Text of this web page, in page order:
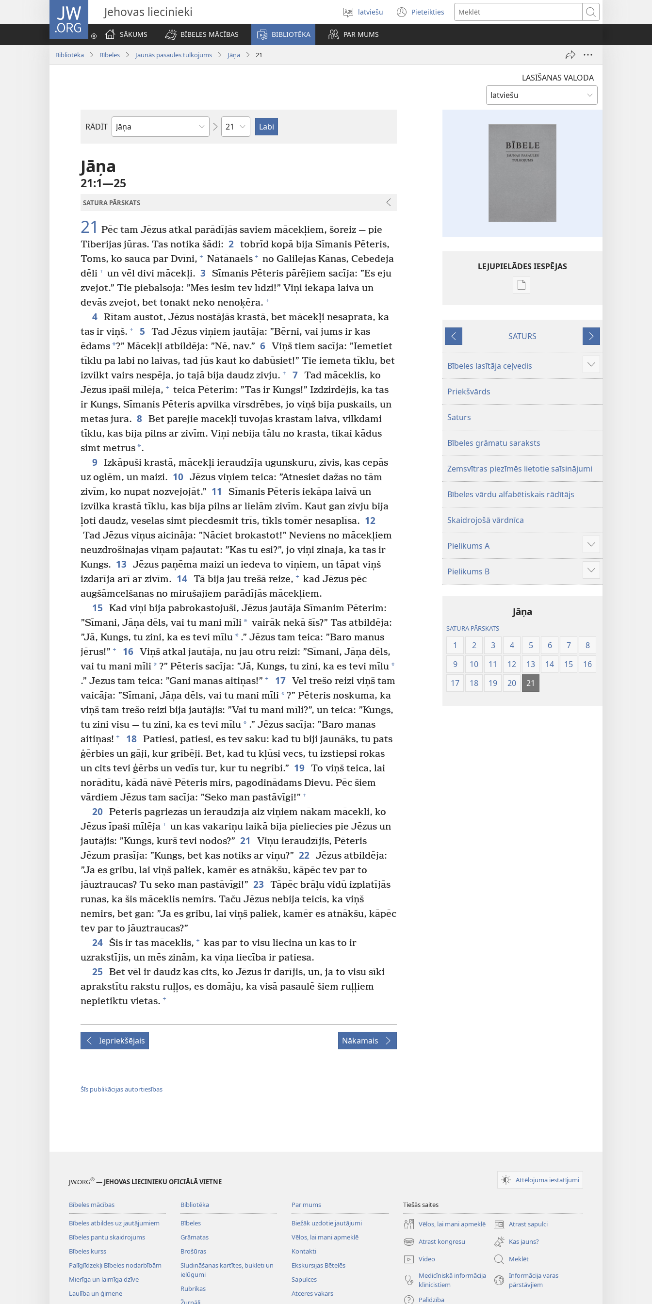
JW.ORG Jehovas liecinieki
Izvēlieties
valodu
latviešu Pieteikties
(opens
new
Meklēt
SĀKUMS
BĪBELES MĀCĪBAS BIBLIOTĒKA PAR MUMS
Bibliotēka Bībeles Jaunās pasaules tulkojums Jāņa 21
LASĪŠANAS VALODA
RĀDĪT
Pēc
Pēc
nodaļām
Jāņa
21:1—25
SATURA PĀRSKATS
21 Pēc tam Jēzus atkal parādījās saviem mācekļiem, šoreiz — pie
Tiberijas jūras. Tas notika šādi: 2 tobrīd kopā bija Sīmanis Pēteris,
Toms, ko sauca par Dvīni, + Nātānaēls + no Galilejas Kānas, Cebedeja
dēli + un vēl divi mācekļi. 3
Sīmanis Pēteris pārējiem sacīja: ”Es eju
zvejot.” Tie piebalsoja: ”Mēs iesim tev līdzi!” Viņi iekāpa laivā un
devās zvejot, bet tonakt neko nenoķēra. +
4 Rītam austot, Jēzus nostājās krastā, bet mācekļi nesaprata, ka
tas ir viņš. + 5
Tad Jēzus viņiem jautāja: ”Bērni, vai jums ir kas
ēdams*?” Mācekļi atbildēja: ”Nē, nav.” 6 Viņš tiem sacīja: ”Iemetiet
tīklu pa labi no laivas, tad jūs kaut ko dabūsiet!” Tie iemeta tīklu, bet
izvilkt vairs nespēja, jo tajā bija daudz zivju. + 7 Tad māceklis, ko
Jēzus īpaši mīlēja, + teica Pēterim: ”Tas ir Kungs!” Izdzirdējis, ka tas
ir Kungs, Sīmanis Pēteris apvilka virsdrēbes, jo viņš bija puskails, un
metās jūrā. 8 Bet pārējie mācekļi tuvojās krastam laivā, vilkdami
tīklu, kas bija pilns ar zivīm. Viņi nebija tālu no krasta, tikai kādus
simt metrus*.
9 Izkāpuši krastā, mācekļi ieraudzīja ugunskuru, zivis, kas cepās
uz oglēm, un maizi. 10 Jēzus viņiem teica: ”Atnesiet dažas no tām
zivīm, ko nupat nozvejojāt.” 11
Sīmanis Pēteris iekāpa laivā un
izvilka krastā tīklu, kas bija pilns ar lielām zivīm. Kaut gan zivju bija
ļoti daudz, veselas simt piecdesmit trīs, tīkls tomēr nesaplīsa. 12
Tad Jēzus viņus aicināja: ”Nāciet brokastot!” Neviens no mācekļiem
neuzdrošinājās viņam pajautāt: ”Kas tu esi?”, jo viņi zināja, ka tas ir
Kungs. 13
Jēzus paņēma maizi un iedeva to viņiem, un tāpat viņš
izdarīja arī ar zivīm. 14 Tā bija jau trešā reize, + kad Jēzus pēc
augšāmcelšanas no mirušajiem parādījās mācekļiem.
15
Kad viņi bija pabrokastojuši, Jēzus jautāja Sīmanim Pēterim:
”Sīmani, Jāņa dēls, vai tu mani mīli* vairāk nekā šīs?” Tas atbildēja:
”Jā, Kungs, tu zini, ka es tevi mīlu* .” Jēzus tam teica: ”Baro manus
jērus!” + 16 Viņš atkal jautāja, nu jau otru reizi: ”Sīmani, Jāņa dēls,
vai tu mani mīli* ?” Pēteris sacīja: ”Jā, Kungs, tu zini, ka es tevi mīlu*
.” Jēzus tam teica: ”Gani manas aitiņas!” + 17 Vēl trešo reizi viņš tam
vaicāja: ”Sīmani, Jāņa dēls, vai tu mani mīli* ?” Pēteris noskuma, ka
viņš tam trešo reizi bija jautājis: ”Vai tu mani mīli?”, un teica: ”Kungs,
tu zini visu — tu zini, ka es tevi mīlu* .” Jēzus sacīja: ”Baro manas
aitiņas! + 18 Patiesi, patiesi, es tev saku: kad tu biji jaunāks, tu pats
ģērbies un gāji, kur gribēji. Bet, kad tu kļūsi vecs, tu izstiepsi rokas
un cits tevi ģērbs un vedīs tur, kur tu negribi.” 19 To viņš teica, lai
norādītu, kādā nāvē Pēteris mirs, pagodinādams Dievu. Pēc šiem
vārdiem Jēzus tam sacīja: ”Seko man pastāvīgi!” +
20 Pēteris pagriezās un ieraudzīja aiz viņiem nākam mācekli, ko
Jēzus īpaši mīlēja + un kas vakariņu laikā bija pieliecies pie Jēzus un
jautājis: ”Kungs, kurš tevi nodos?” 21
Viņu ieraudzījis, Pēteris
Jēzum prasīja: ”Kungs, bet kas notiks ar viņu?” 22 Jēzus atbildēja:
”Ja es gribu, lai viņš paliek, kamēr es atnākšu, kāpēc tev par to
jāuztraucas? Tu seko man pastāvīgi!” 23
Tāpēc brāļu vidū izplatījās
runas, ka šis māceklis nemirs. Taču Jēzus nebija teicis, ka viņš
nemirs, bet gan: ”Ja es gribu, lai viņš paliek, kamēr es atnākšu, kāpēc
tev par to jāuztraucas?”
24 Šis ir tas māceklis, + kas par to visu liecina un kas to ir
uzrakstījis, un mēs zinām, ka viņa liecība ir patiesa.
25
Bet vēl ir daudz kas cits, ko Jēzus ir darījis, un, ja to visu sīki
aprakstītu rakstu ruļļos, es domāju, ka visā pasaulē šiem ruļļiem
nepietiktu vietas. +
Iepriekšējais Nākamais
Šīs publikācijas autortiesības
LEJUPIELĀDES IESPĒJAS
Publikāciju
Jaunās
tulkojums
Iepriekšējais
SATURS
Nākamais
Bībeles lasītāja ceļvedis
Parādīt
vairāk
Priekšvārds
Saturs
Bībeles grāmatu saraksts
Zemsvītras piezīmēs lietotie saīsinājumi
Bībeles vārdu alfabētiskais rādītājs
Skaidrojošā vārdnīca
Pielikums A
Parādīt
vairāk
Pielikums B
Parādīt
vairāk
Jāņa
SATURA PĀRSKATS
1 2 3 4 5 6 7
8
9
10 11 12 13 14 15
16
17
18 19 20 21
JW.ORG® — JEHOVAS LIECINIEKU OFICIĀLĀ VIETNE Attēlojuma iestatījumi
Bībeles mācības
Bībeles atbildes uz jautājumiem
Bībeles pantu skaidrojums
Bībeles kurss
Palīglīdzekļi Bībeles nodarbībām
Mierīga un laimīga dzīve
Laulība un ģimene
Bibliotēka
Bībeles
Grāmatas
Brošūras
Sludināšanas kartītes, bukleti un
ielūgumi
Rubrikas
Par mums
Biežāk uzdotie jautājumi
Vēlos, lai mani apmeklē
Kontakti
Ekskursijas Bētelēs
Sapulces
Atceres vakars
Tiešās saites
Vēlos, lai mani apmeklē Atrast sapulci
(opens
new
window)
Atrast kongresu
(opens
new
window)
Kas jauns?
Video
Meklēt
Medicīniskā informācija
klīnicistiem
Informācija varas
pārstāvjiem
Palīdzība